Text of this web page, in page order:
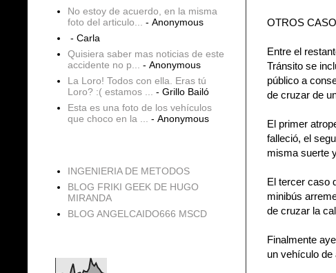
OTROS
Entre el
Tránsito se
público a
de cruzar de
El primer
falleció, el
misma suerte
El tercer caso
minibús
de cruzar la
Finalmente
un vehículo de
No estoy de acuerdo, en la misma
foto del articulo...
- Anonymous
- Carla
Quisiera saber mas noticias de este
accidente no p...
- Anonymous
La Loro! Todos con ella. Eras tú
Loro? :( estamos ...
- Grillo Bailó
Esta es una foto de los vehículos
que choco en la ...
- Anonymous
INGENIERIA DE METODOS
BLOG FRIKI GEEK DE HUGO
MIRANDA
BLOG ANGELCAIDO666 MSCD